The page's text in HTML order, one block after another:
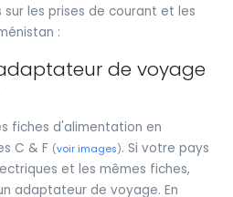
les prises de courant et les
:
de voyage
fiches d'alimentation en
C & F (voir images). Si votre pays
et les mêmes fiches,
adaptateur de voyage. En